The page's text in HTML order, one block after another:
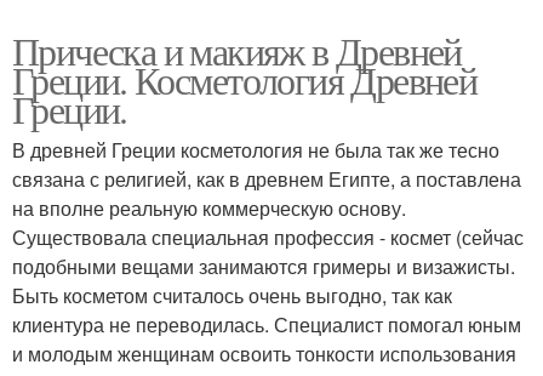
Прическа и макияж в Древней
Греции. Косметология Древней
Греции.
В древней Греции косметология не была так же тесно
связана с религией, как в древнем Египте, а поставлена
на вполне реальную коммерческую основу.
Существовала специальная профессия - космет (сейчас
подобными вещами занимаются гримеры и визажисты.
Быть косметом считалось очень выгодно, так как
клиентура не переводилась. Специалист помогал юным
и молодым женщинам освоить тонкости использования